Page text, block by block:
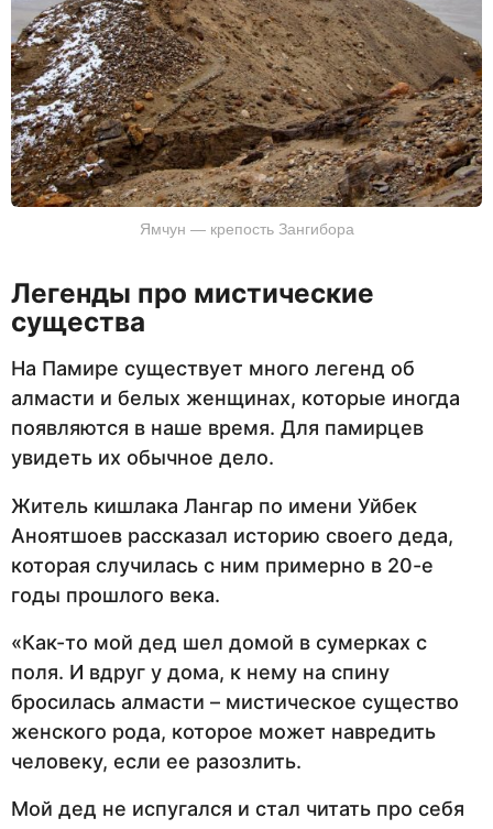
Ямчун — крепость Зангибора
Легенды про мистические
существа
На Памире существует много легенд об
алмасти и белых женщинах, которые иногда
появляются в наше время. Для памирцев
увидеть их обычное дело.
Житель кишлака Лангар по имени Уйбек
Аноятшоев рассказал историю своего деда,
которая случилась с ним примерно в 20-е
годы прошлого века.
«Как-то мой дед шел домой в сумерках с
поля. И вдруг у дома, к нему на спину
бросилась алмасти – мистическое существо
женского рода, которое может навредить
человеку, если ее разозлить.
Мой дед не испугался и стал читать про себя